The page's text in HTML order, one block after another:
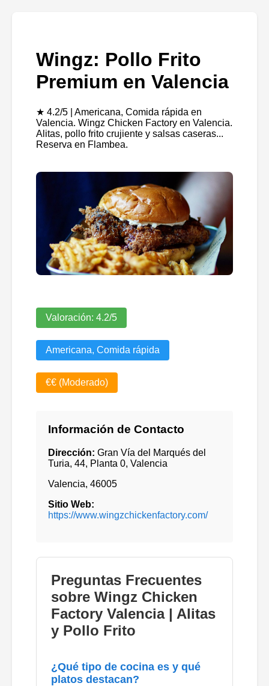
Wingz: Pollo Frito
Premium en Valencia
★ 4.2/5 | Americana, Comida rápida en
Valencia. Wingz Chicken Factory en Valencia.
Alitas, pollo frito crujiente y salsas caseras...
Reserva en Flambea.
Valoración: 4.2/5
Americana, Comida rápida
€€ (Moderado)
Información de Contacto
Dirección: Gran Vía del Marqués del
Turia, 44, Planta 0, Valencia
Valencia, 46005
Sitio Web:
https://www.wingzchickenfactory.com/
Preguntas Frecuentes
sobre Wingz Chicken
Factory Valencia | Alitas
y Pollo Frito
¿Qué tipo de cocina es y qué
platos destacan?